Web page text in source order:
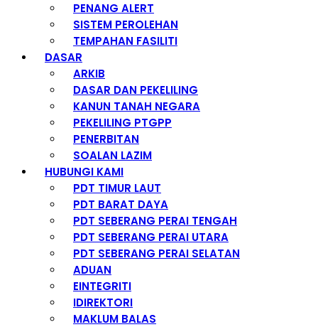
PENANG ALERT
SISTEM PEROLEHAN
TEMPAHAN FASILITI
DASAR
ARKIB
DASAR DAN PEKELILING
KANUN TANAH NEGARA
PEKELILING PTGPP
PENERBITAN
SOALAN LAZIM
HUBUNGI KAMI
PDT TIMUR LAUT
PDT BARAT DAYA
PDT SEBERANG PERAI TENGAH
PDT SEBERANG PERAI UTARA
PDT SEBERANG PERAI SELATAN
ADUAN
EINTEGRITI
IDIREKTORI
MAKLUM BALAS